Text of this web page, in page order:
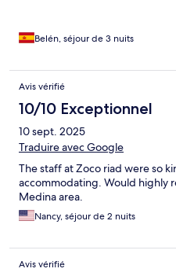
Belén, séjour de 3 nuits
Avis vérifié
10/10 Exceptionnel
10 sept. 2025
Traduire avec Google
The staff at Zoco riad were so
accommodating. Would highly
Medina area.
Nancy, séjour de 2 nuits
Avis vérifié